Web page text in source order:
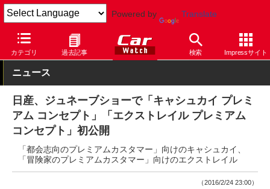
Powered by Translate
カテゴリ 過去記事 検索 Impressサイト
Car Watch 自動車 コンセプトカー
ニュース
日産、ジュネーブショーで「キャシュカイ プレミ
アム コンセプト」「エクストレイル プレミアム
コンセプト」初公開
「都会志向のプレミアムカスタマー」向けのキャシュカイ、
「冒険家のプレミアムカスタマー」向けのエクストレイル
（2016/2/24 23:00）